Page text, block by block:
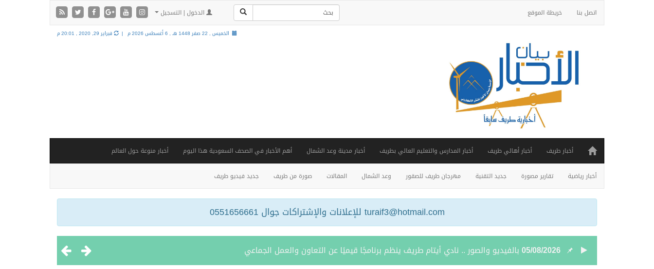
اتصل بنا خريطة الموقع الدخول | التسجيل
الخميس , 22 صفر 1448 هـ , 6 أغسطس 2026 م | فبراير 29, 2020 , 20:01 م
أخبار طريف أخبار أهالي طريف أخبار المدارس والتعليم العالي بطريف أخبار مدينة وعد الشمال أهم الأخبار في الصحف السعودية هذا اليوم أخبار منوعة حول العالم
أخبار رياضية تقارير مصورة جديد التقنية مهرجان طريف للصقور وعد الشمال المقالات صورة من طريف جديد فيديو طريف
turaif3@hotmail.com للإعلانات والإشتراكات جوال 0551656661
05/08/2026 نائب أمير الحدود الشمالية يستقبل مدير فرع وزارة الرياضة وأعضاء نادي المساعدية بمناسبة تحقيق بطولتين إقليميتين